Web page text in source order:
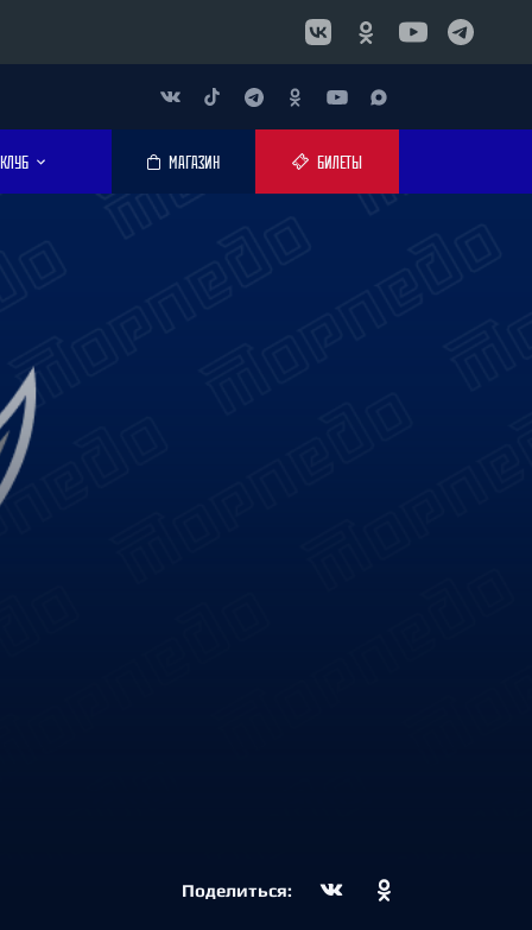
КЛУБ МАГАЗИН БИЛЕТЫ
Поделиться: